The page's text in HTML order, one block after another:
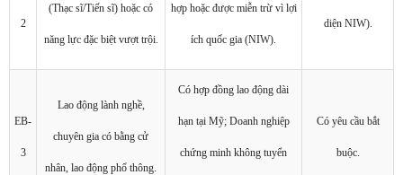
2
(Thạc sĩ/Tiến sĩ) hoặc có
năng lực đặc biệt vượt trội.
hợp hoặc được miễn trừ vì lợi
ích quốc gia (NIW).
diện NIW).
EB-
3
Lao động lành nghề,
chuyên gia có bằng cử
nhân, lao động phổ thông.
Có hợp đồng lao động dài
hạn tại Mỹ; Doanh nghiệp
chứng minh không tuyển
Có yêu cầu bắt
buộc.